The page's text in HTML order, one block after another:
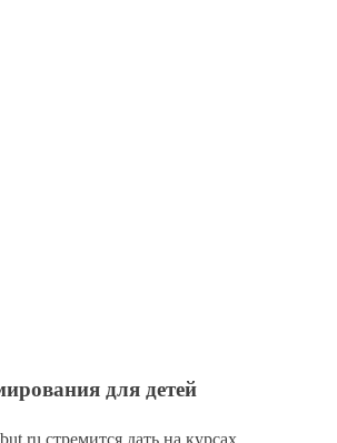
для детей
стремится дать на курсах